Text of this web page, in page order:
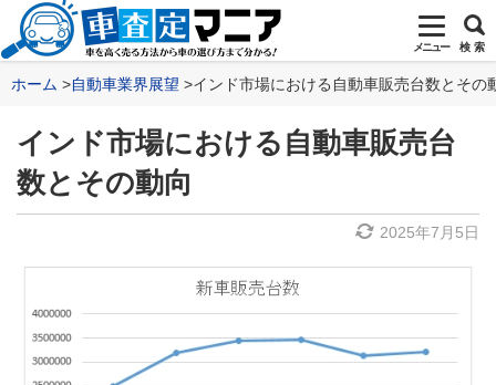
メニュー 検 索
ホーム 自動車業界展望 インド市場における自動車販売台数とその
インド市場における自動車販売台
数とその動向
2025年7月5日